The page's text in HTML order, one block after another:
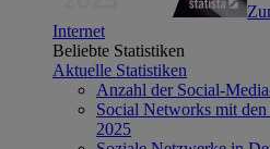
Internet
Beliebte Statistiken
Aktuelle Statistiken
Anzahl der Social-
Social Networks mit
2025